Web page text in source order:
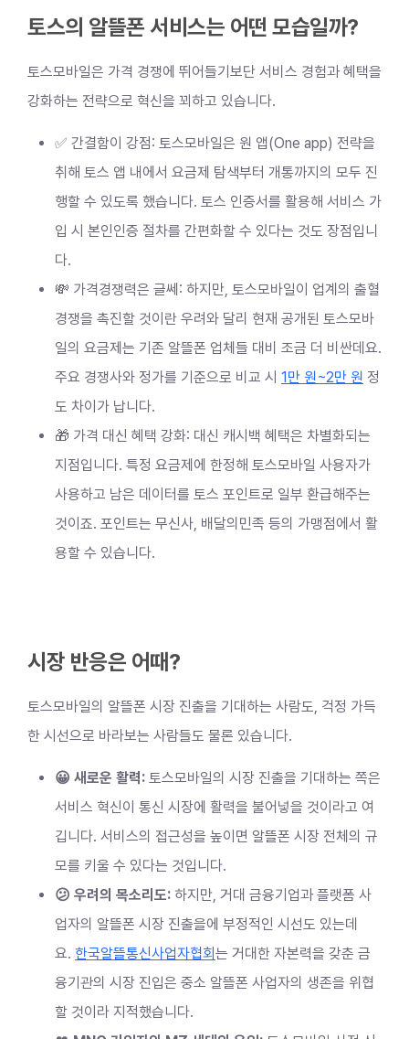
토스의 알뜰폰 서비스는 어떤 모습일까?
토스모바일은 가격 경쟁에 뛰어들기보단 서비스 경험과 혜택을
강화하는 전략으로 혁신을 꾀하고 있습니다.
✅ 간결함이 강점: 토스모바일은 원 앱(One app) 전략을
취해 토스 앱 내에서 요금제 탐색부터 개통까지의 모두 진
행할 수 있도록 했습니다. 토스 인증서를 활용해 서비스 가
입 시 본인인증 절차를 간편화할 수 있다는 것도 장점입니
다.
💸 가격경쟁력은 글쎄: 하지만, 토스모바일이 업계의 출혈
경쟁을 촉진할 것이란 우려와 달리 현재 공개된 토스모바
일의 요금제는 기존 알뜰폰 업체들 대비 조금 더 비싼데요.
주요 경쟁사와 정가를 기준으로 비교 시 1만 원~2만 원 정
도 차이가 납니다.
🎁 가격 대신 혜택 강화: 대신 캐시백 혜택은 차별화되는
지점입니다. 특정 요금제에 한정해 토스모바일 사용자가
사용하고 남은 데이터를 토스 포인트로 일부 환급해주는
것이죠. 포인트는 무신사, 배달의민족 등의 가맹점에서 활
용할 수 있습니다.
시장 반응은 어때?
토스모바일의 알뜰폰 시장 진출을 기대하는 사람도, 걱정 가득
한 시선으로 바라보는 사람들도 물론 있습니다.
😀 새로운 활력: 토스모바일의 시장 진출을 기대하는 쪽은
서비스 혁신이 통신 시장에 활력을 불어넣을 것이라고 여
깁니다. 서비스의 접근성을 높이면 알뜰폰 시장 전체의 규
모를 키울 수 있다는 것입니다.
😕 우려의 목소리도: 하지만, 거대 금융기업과 플랫폼 사
업자의 알뜰폰 시장 진출을에 부정적인 시선도 있는데
요. 한국알뜰통신사업자협회 는 거대한 자본력을 갖춘 금
융기관의 시장 진입은 중소 알뜰폰 사업자의 생존을 위협
할 것이라 지적했습니다.